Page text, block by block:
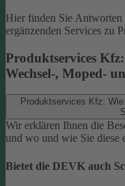
Hier finden Sie Antworten
ergänzenden Services zu
Produktservices
Wechsel-, Moped-
Produktservices Kfz:
Wir erklären Ihnen die
und wo und wie Sie diese
Bietet die DEVK auch